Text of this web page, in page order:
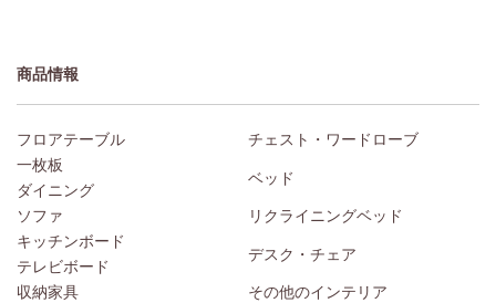
商品情報
フロアテーブル
一枚板
ダイニング
ソファ
キッチンボード
テレビボード
収納家具
チェスト・ワードローブ
ベッド
リクライニングベッド
デスク・チェア
その他のインテリア